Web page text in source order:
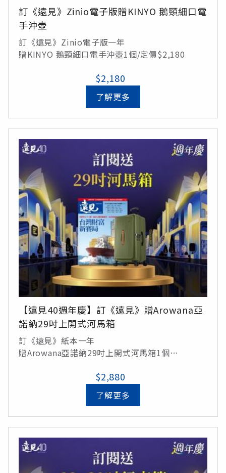
訂《遠見》Zinio電子版贈KINYO 鵝頸細口電
手沖壺
訂《遠見》Zinio電子版一年
贈KINYO 鵝頸細口電手沖壺1個/定價$2,180
$2,180
了解更多
【遠見40週年慶】訂《遠見》贈Arowana亞
諾納29吋上開式河馬箱
訂《遠見》紙本一年
贈Arowana亞諾納29吋上開式河馬箱1個
總價值7,970元，訂閱享36折
$2,880
了解更多